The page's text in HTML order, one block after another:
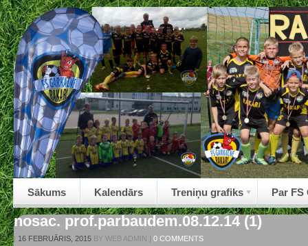
Sākums Kalendārs Treniņu grafiks Par FS
nosac. prof.parbaudem.08.12.14 (1)
| 16 FEBRUĀRIS, 2015 BY WEB ADMIN | 0 COMMENTS